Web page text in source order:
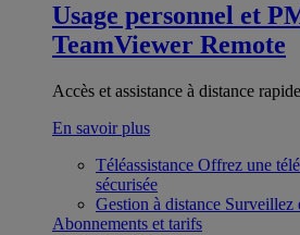
Usage personnel et
TeamViewer Remote
Accès et assistance à distance
En savoir plus
Téléassistance Offrez une
sécurisée
Gestion à distance Surveillez
Abonnements et tarifs